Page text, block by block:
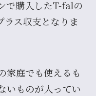
で購入したT-falの
ラス収支となりま
家庭でも使えるも
いものが入ってい